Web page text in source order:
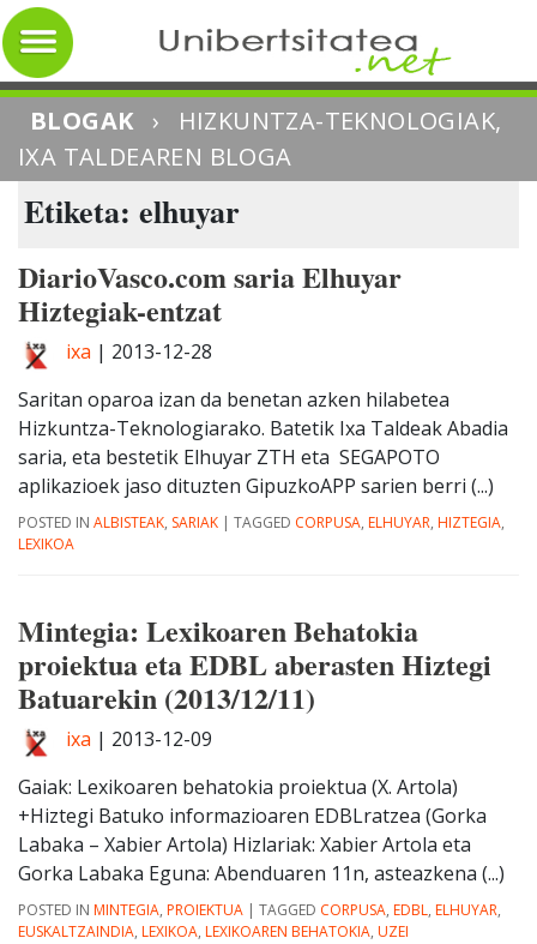
BLOGAK ›
HIZKUNTZA-TEKNOLOGIAK,
IXA TALDEAREN BLOGA
Etiketa: elhuyar
DiarioVasco.com saria Elhuyar
Hiztegiak-entzat
ixa | 2013-12-28
Saritan oparoa izan da benetan azken hilabetea
Hizkuntza-Teknologiarako. Batetik Ixa Taldeak Abadia
saria, eta bestetik Elhuyar ZTH eta SEGAPOTO
aplikazioek jaso dituzten GipuzkoAPP sarien berri (...)
POSTED IN ALBISTEAK, SARIAK | TAGGED CORPUSA, ELHUYAR, HIZTEGIA,
LEXIKOA
Mintegia: Lexikoaren Behatokia
proiektua eta EDBL aberasten Hiztegi
Batuarekin (2013/12/11)
ixa | 2013-12-09
Gaiak: Lexikoaren behatokia proiektua (X. Artola)
+Hiztegi Batuko informazioaren EDBLratzea (Gorka
Labaka – Xabier Artola) Hizlariak: Xabier Artola eta
Gorka Labaka Eguna: Abenduaren 11n, asteazkena (...)
POSTED IN MINTEGIA, PROIEKTUA | TAGGED CORPUSA, EDBL, ELHUYAR,
EUSKALTZAINDIA, LEXIKOA, LEXIKOAREN BEHATOKIA, UZEI